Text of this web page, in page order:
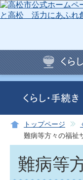
トップページ
難病等方々の福祉
難病等